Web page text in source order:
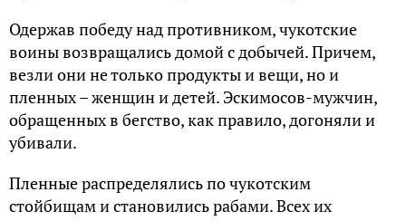
Одержав победу над противником, чукотские
воины возвращались домой с добычей. Причем,
везли они не только продукты и вещи, но и
пленных – женщин и детей. Эскимосов-мужчин,
обращенных в бегство, как правило, догоняли и
убивали.
Пленные распределялись по чукотским
стойбищам и становились рабами. Всех их